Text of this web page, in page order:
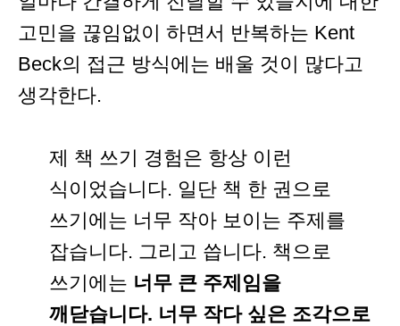
고민을 끊임없이 하면서 반복하는 Kent
Beck의 접근 방식에는 배울 것이 많다고
생각한다.
제 책 쓰기 경험은 항상 이런
식이었습니다. 일단 책 한 권으로
쓰기에는 너무 작아 보이는 주제를
잡습니다. 그리고 씁니다. 책으로
쓰기에는 너무 큰 주제임을
깨닫습니다. 너무 작다 싶은 조각으로